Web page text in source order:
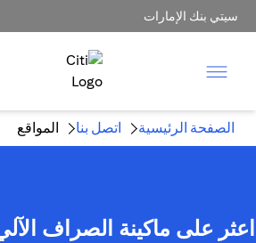
سيتي بنك الإمارات
الصفحة الرئيسية اتصل بنا المواقع
اعثر على ماكينة الصراف